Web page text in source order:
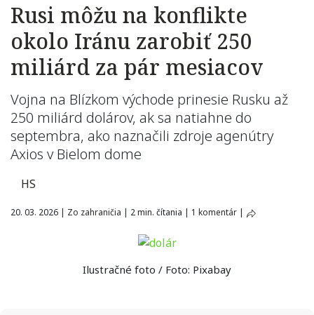
Rusi môžu na konflikte
okolo Iránu zarobiť 250
miliárd za pár mesiacov
Vojna na Blízkom východe prinesie Rusku až
250 miliárd dolárov, ak sa natiahne do
septembra, ako naznačili zdroje agenútry
Axios v Bielom dome
HS
20. 03. 2026 | Zo zahraničia | 2 min. čítania | 1 komentár |
Ilustračné foto / Foto: Pixabay